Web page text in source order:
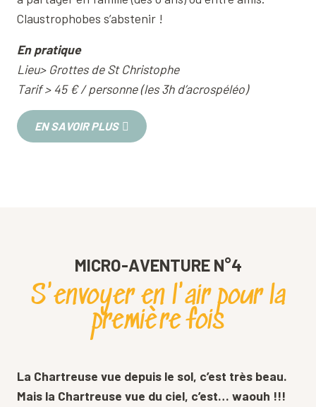
Claustrophobes s’abstenir !
En pratique
Lieu> Grottes de St Christophe
Tarif > 45 € / personne (les 3h d’acrospéléo)
EN SAVOIR PLUS
MICRO-AVENTURE N°4
S'envoyer en l'air pour la
première fois
La Chartreuse vue depuis le sol, c’est très beau.
Mais la Chartreuse vue du ciel, c’est… waouh !!!